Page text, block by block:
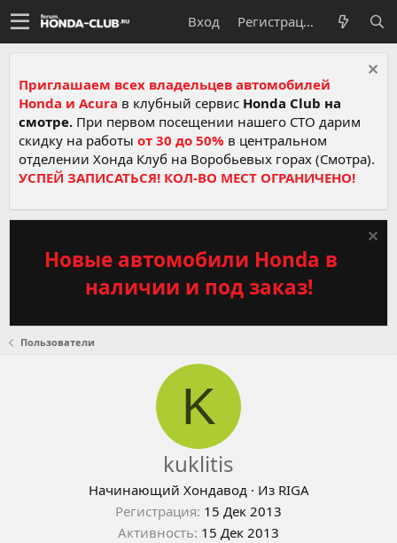
Вход Регистрация
Приглашаем всех владельцев автомобилей
Honda и Acura в клубный сервис Honda Club на
смотре. При первом посещении нашего СТО дарим
скидку на работы от 30 до 50% в центральном
отделении Хонда Клуб на Воробьевых горах (Смотра).
УСПЕЙ ЗАПИСАТЬСЯ! КОЛ-ВО МЕСТ ОГРАНИЧЕНО!
Новые автомобили Honda в
наличии и под заказ!
Пользователи
K
kuklitis
Начинающий Хондавод · Из RIGA
Регистрация 15 Дек 2013
Активность 15 Дек 2013